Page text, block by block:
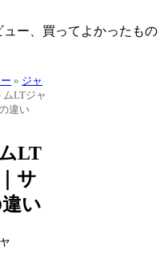
ー、買ってよかったもの
» ジャ
LTジャ
違い
LT
サ
い